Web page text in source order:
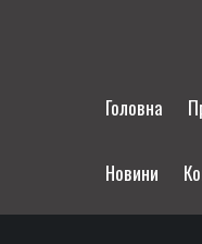
Головна
Новини